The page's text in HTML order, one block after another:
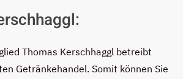
Thomas Kerschhaggl betreibt
Getränkehandel. Somit können Sie